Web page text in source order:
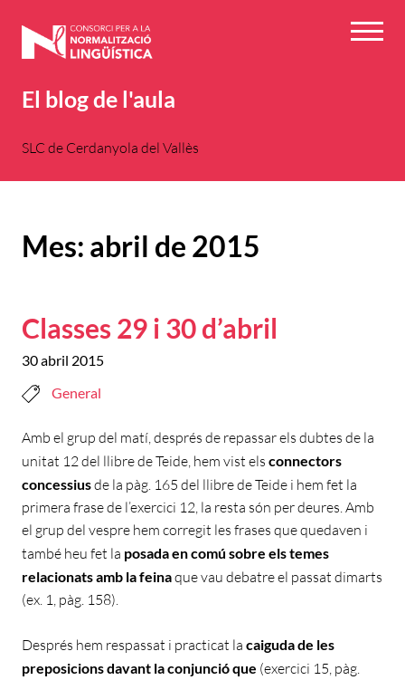
El blog de l'aula
SLC de Cerdanyola del Vallès
Mes: abril de 2015
Classes 29 i 30 d’abril
30 abril 2015
General
Amb el grup del matí, després de repassar els dubtes de la
unitat 12 del llibre de Teide, hem vist els connectors
concessiusde la pàg. 165 del llibre de Teide i hem fet la
primera frase de l’exercici 12, la resta són per deures. Amb
el grup del vespre hem corregit les frases que quedaven i
també heu fet la posada en comú sobre els temes
relacionats amb la feinaque vau debatre el passat dimarts
(ex. 1, pàg. 158).
Després hem respassat i practicat la caiguda de les
preposicions davant la conjunció que (exercici 15, pàg.